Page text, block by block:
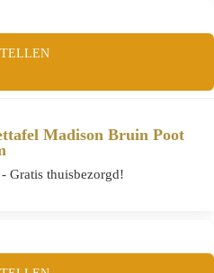
Madison Bruin Poot
Gratis thuisbezorgd!